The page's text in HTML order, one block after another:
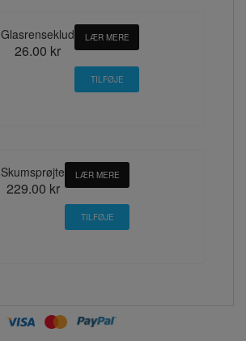
Glasrenseklud
26.00 kr
LÆR MERE
Skumsprøjte
229.00 kr
LÆR MERE